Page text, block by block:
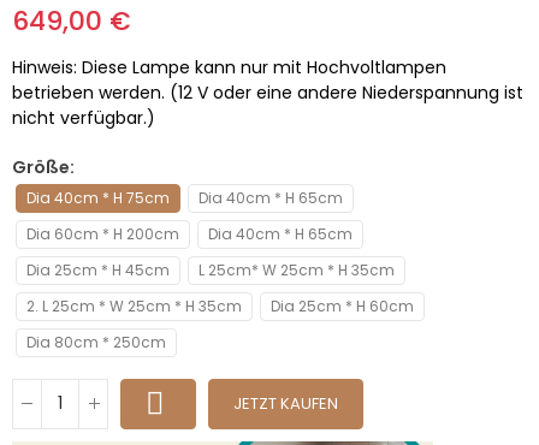
649,00 €
Hinweis: Diese Lampe kann nur mit Hochvoltlampen
betrieben werden. (12 V oder eine andere Niederspannung ist
nicht verfügbar.)
Größe
Dia 40cm * H 75cm
Dia 40cm * H 65cm
Dia 60cm * H 200cm
Dia 40cm * H 65cm
Dia 25cm * H 45cm
L 25cm* W 25cm * H 35cm
2. L 25cm * W 25cm * H 35cm
Dia 25cm * H 60cm
Dia 80cm * 250cm
JETZT KAUFEN